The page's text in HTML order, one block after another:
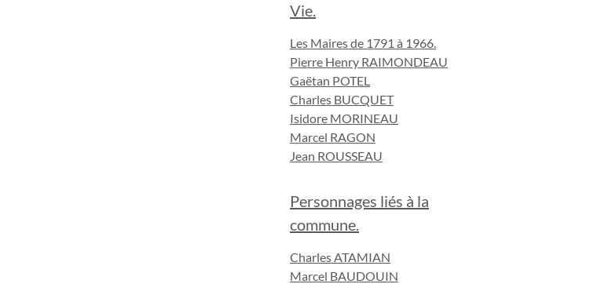
Vie.
Les Maires de 1791 à 1966.
Pierre Henry RAIMONDEAU
Gaëtan POTEL
Charles BUCQUET
Isidore MORINEAU
Marcel RAGON
Jean ROUSSEAU
Personnages liés à la
commune.
Charles ATAMIAN
Marcel BAUDOUIN